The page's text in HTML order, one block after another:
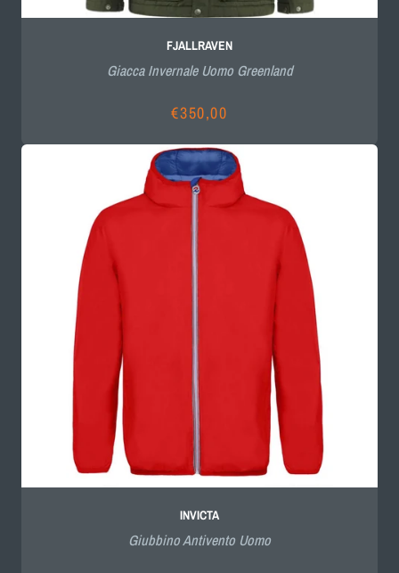
FJALLRAVEN
Giacca Invernale Uomo Greenland
Prezzo
di
listino
€350,00
INVICTA
Giubbino Antivento Uomo